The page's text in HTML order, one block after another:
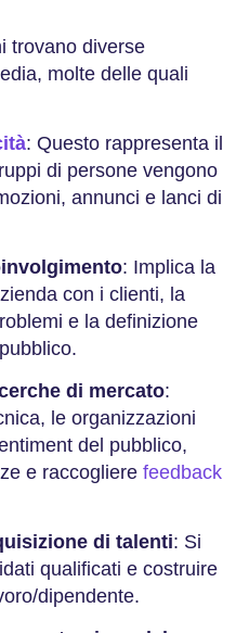
trovano diverse
molte delle quali
: Questo rappresenta il
di persone vengono
annunci e lanci di
: Implica la
con i clienti, la
e la definizione
di mercato:
le organizzazioni
del pubblico,
e raccogliere feedback
di talenti: Si
qualificati e costruire
dipendente.